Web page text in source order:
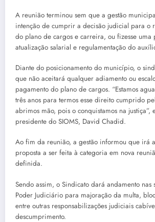
A reunião terminou sem que a gestão
intenção de cumprir a decisão judicial para o
do plano de cargos e carreira, ou fizesse uma
atualização salarial e regulamentação do
Diante do posicionamento do município, o
que não aceitará qualquer adiamento ou
pagamento do plano de cargos. “Estamos
três anos para termos esse direito cumprido
abrimos mão, pois o conquistamos na justiça”,
presidente do SIOMS, David Chadid.
Ao fim da reunião, a gestão informou que irá
proposta a ser feita à categoria em nova
definida.
Sendo assim, o Sindicato dará andamento nas
Poder Judiciário para majoração da multa,
entre outras responsabilizações judiciais
descumprimento.